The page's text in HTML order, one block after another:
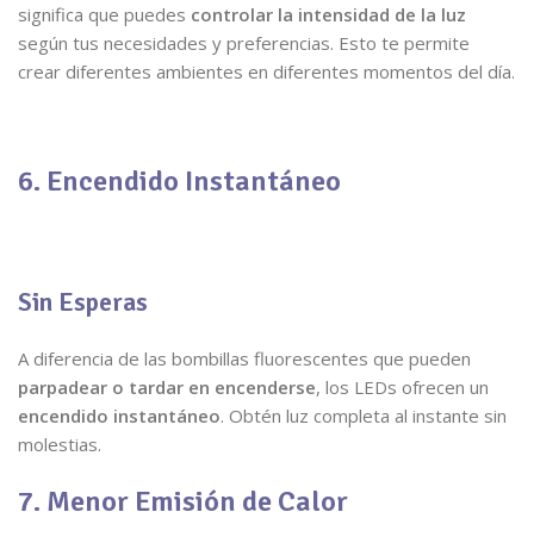
significa que puedes controlar la intensidad de la luz
según tus necesidades y preferencias. Esto te permite
crear diferentes ambientes en diferentes momentos del día.
6. Encendido Instantáneo
Sin Esperas
A diferencia de las bombillas fluorescentes que pueden
parpadear o tardar en encenderse, los LEDs ofrecen un
encendido instantáneo. Obtén luz completa al instante sin
molestias.
7. Menor Emisión de Calor